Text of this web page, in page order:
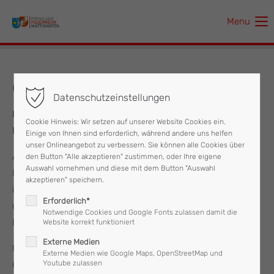
Der Eintrag "offcanvas-col1" existiert leider nicht.
Der Eintrag "offcanvas-col3" existiert leider nicht.
Der Eintrag "offcanvas-col4" existiert leider nicht.
Menu
04.10.2025 Tag der offenen Tore
Rückblick: Tag der offenen Tore 2025 bei der Freiwilligen
Feuerwehr Mattighofen
Am Samstag, den 4. Oktober, öffnete die Freiwillige
Feuerwehr Mattighofen erneut ihre Türen und Tore für
interessierte Besucherinnen und Besucher. Zwischen 9:00
und 15:00 Uhr bot sich die Gelegenheit, einen spannenden
Blick hinter die Kulissen des Feuerwehralltags zu werfen.
Neben der Besichtigung der Einsatzfahrzeuge,
Gerätschaften und des Feuerwehrhauses war vor allem für
Datenschutzeinstellungen
Cookie Hinweis: Wir setzen auf unserer Website Cookies ein.
Einige von Ihnen sind erforderlich, während andere uns helfen
unser Onlineangebot zu verbessern. Sie können alle Cookies über
den Button "Alle akzeptieren" zustimmen, oder Ihre eigene
Auswahl vornehmen und diese mit dem Button "Auswahl
akzeptieren" speichern.
Erforderlich*
Notwendige Cookies und Google Fonts zulassen damit die
Website korrekt funktioniert
Externe Medien
Externe Medien wie Google Maps, OpenStreetMap und
Youtube zulassen